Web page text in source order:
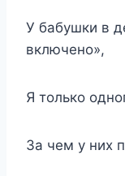
У бабушки в
включено»,
Я только
За чем у них